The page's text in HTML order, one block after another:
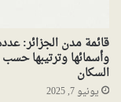
قائمة مدن الجزائر:
وأسمائها وترتيبها
السكان
يونيو 7, 2025